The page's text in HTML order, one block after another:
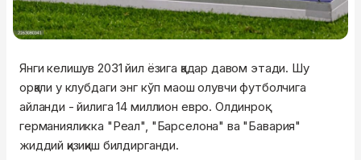
Янги келишув 2031 йил ёзига қадар давом этади. Шу
орқали у клубдаги энг кўп маош олувчи футболчига
айланди - йилига 14 миллион евро. Олдинроқ
германияликка "Реал", "Барселона" ва "Бавария"
жиддий қизиқиш билдирганди.